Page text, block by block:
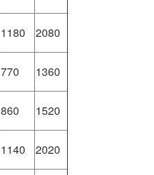
1180 2080
770 1360
860 1520
1140 2020